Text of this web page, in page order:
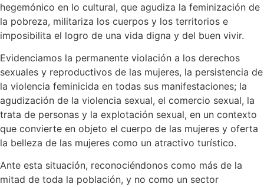
hegemónico en lo cultural, que agudiza la feminización de
la pobreza, militariza los cuerpos y los territorios e
imposibilita el logro de una vida digna y del buen vivir.
Evidenciamos la permanente violación a los derechos
sexuales y reproductivos de las mujeres, la persistencia de
la violencia feminicida en todas sus manifestaciones; la
agudización de la violencia sexual, el comercio sexual, la
trata de personas y la explotación sexual, en un contexto
que convierte en objeto el cuerpo de las mujeres y oferta
la belleza de las mujeres como un atractivo turístico.
Ante esta situación, reconociéndonos como más de la
mitad de toda la población, y no como un sector